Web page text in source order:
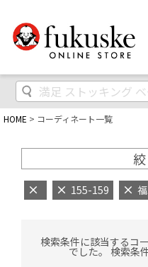
HOME コーディネート一覧
155-159
検索条件に該当するコ
でした。 検索条